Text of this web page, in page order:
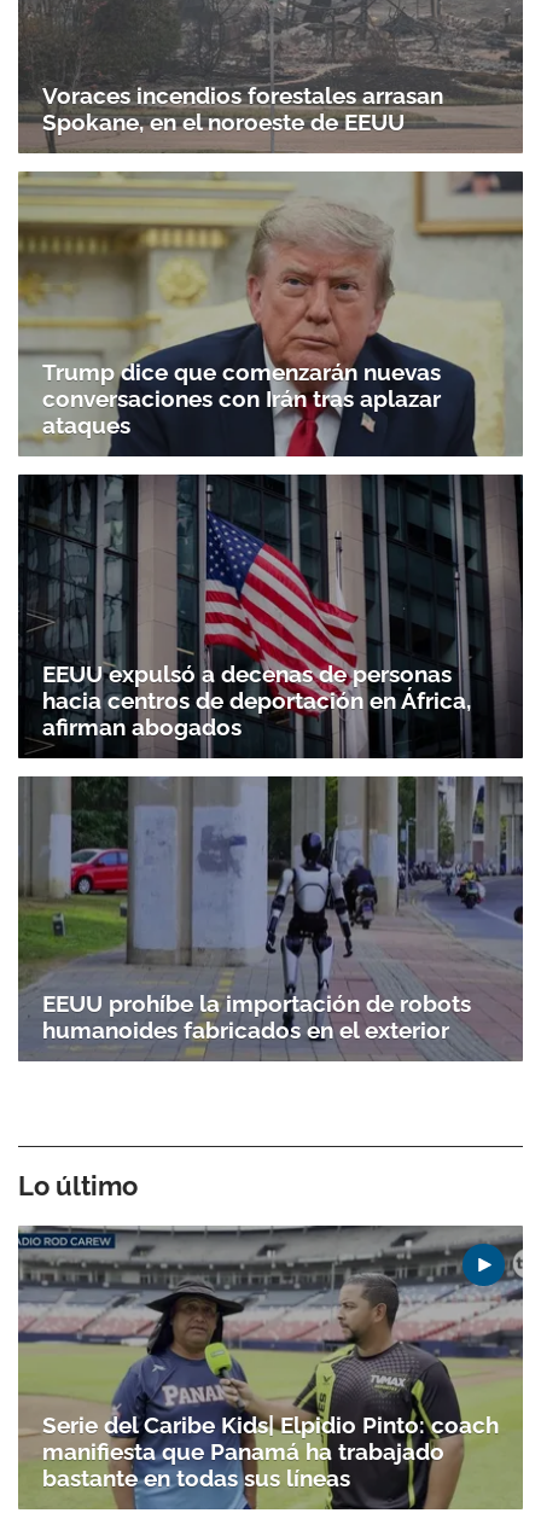
Voraces incendios forestales arrasan
Spokane, en el noroeste de EEUU
Trump dice que comenzarán nuevas
conversaciones con Irán tras aplazar
ataques
EEUU expulsó a decenas de personas
hacia centros de deportación en África,
afirman abogados
EEUU prohíbe la importación de robots
humanoides fabricados en el exterior
Lo último
Serie del Caribe Kids| Elpidio Pinto: coach
manifiesta que Panamá ha trabajado
bastante en todas sus líneas